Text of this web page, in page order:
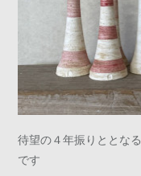
待望の４年振りととな
です